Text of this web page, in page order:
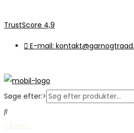
TrustScore 4,9
E-mail:
Søge efter:>
Konto